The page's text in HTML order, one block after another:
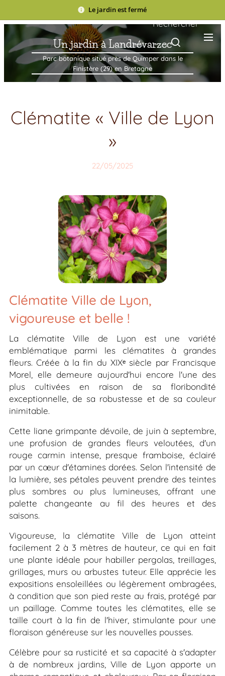
Le jardin est fermé
Un jardin à Landrévarzec
Parc botanique situé près de Quimper dans le
Finistère (29) en Bretagne
Rechercher
Clématite « Ville de Lyon
»
22/05/2025
Clématite Ville de Lyon,
vigoureuse et belle !
La clématiteVille de Lyon est une variété
emblématique parmi les clématites à grandes
fleurs. Créée à la fin du XIXᵉ siècle par Francisque
Morel, elle demeure aujourd'hui encore l'une des
plus cultivées en raison de sa floribondité
exceptionnelle, de sa robustesse et de sa couleur
inimitable.
Cette liane grimpante dévoile, de juin à septembre,
une profusion de grandes fleurs veloutées, d'un
rouge carmin intense, presque framboise, éclairé
par un cœur d'étamines dorées. Selon l'intensité de
la lumière, ses pétales peuvent prendre des teintes
plus sombres ou plus lumineuses, offrant une
palette changeante au fil des heures et des
saisons.
Vigoureuse, la clématite Ville de Lyon atteint
facilement 2 à 3 mètres de hauteur, ce qui en fait
une plante idéale pour habiller pergolas, treillages,
grillages, murs ou arbustes tuteur. Elle apprécie les
expositions ensoleillées ou légèrement ombragées,
à condition que son pied reste au frais, protégé par
un paillage. Comme toutes les clématites, elle se
taille court à la fin de l'hiver, stimulante pour une
floraison généreuse sur les nouvelles pousses.
Célèbre pour sa rusticité et sa capacité à s'adapter
à de nombreux jardins, Ville de Lyon apporte un